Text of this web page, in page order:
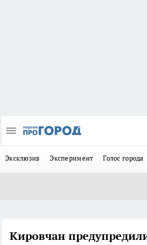
Эксклюзив Эксперимент Голос города
Кировчан